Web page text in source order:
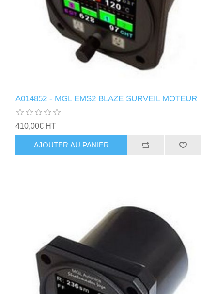
A014852 - MGL EMS2 BLAZE SURVEIL MOTEUR
410,00€ HT
AJOUTER AU PANIER